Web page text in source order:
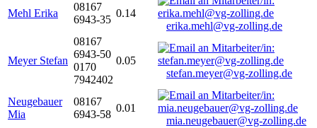
Mehl Erika
08167
6943-35
0.14
erika.mehl@vg-zolling.de
Meyer Stefan
08167
6943-50
0170
7942402
0.05
stefan.meyer@vg-zolling.de
Neugebauer
Mia
08167
6943-58
0.01
mia.neugebauer@vg-zolling.de